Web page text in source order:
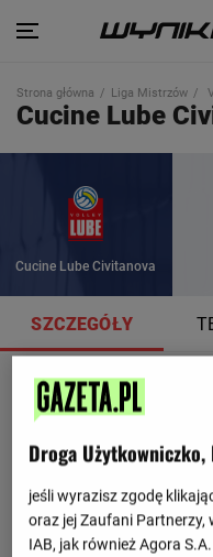
Strona główna Liga Mistrzów
Cucine Lube
Cucine Lube Civitanova
SZCZEGÓŁY
Droga
jeśli wyrazisz zgodę
oraz jej Zaufani Partnerzy,
IAB, jak również Agora